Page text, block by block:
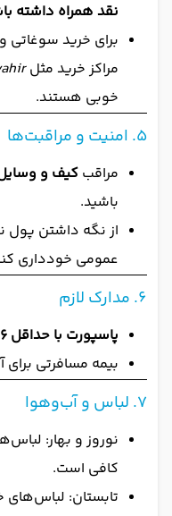
نقد همراه داشته
برای خرید سوغاتی و
مراکز خرید مثل
خوبی هستند.
۵. امنیت و مراقبت‌ها
مراقب کیف و
باشید.
از نگه داشتن پول
عمومی خودداری
۶. مدارک لازم
پاسپورت با حداقل ۶ ماه اعتبار
بیمه مسافرتی
۷. لباس و آب‌وهوا
نوروز و بهار:
کافی است.
تابستان: لباس‌های